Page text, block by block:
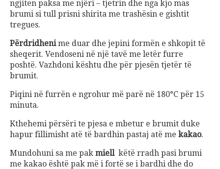
ngjiten paksa me njëri – tjetrin dhe nga kjo mas
brumi si tull prisni shirita me trashësin e gishtit
tregues.
Përdridhenime duar dhe jepini formën e shkopit të
sheqerit. Vendoseni në një tavë me letër furre
poshtë. Vazhdoni kështu dhe për pjesën tjetër të
brumit.
Piqini në furrën e ngrohur më parë në 180°C për 15
minuta.
Kthehemi përsëri te pjesa e mbetur e brumit duke
hapur fillimisht atë të bardhin pastaj atë me kakao.
Mundohuni sa me pak miell këtë rradh pasi brumi
me kakao është pak më i fortë se i bardhi dhe do